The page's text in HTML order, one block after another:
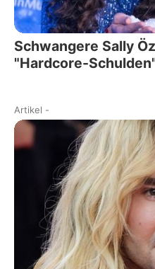
Schwangere Sally
"Hardcore-
Artikel -